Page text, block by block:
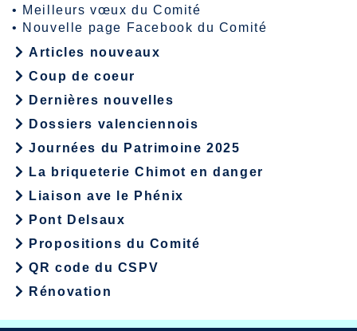
• Meilleurs vœux du Comité
• Nouvelle page Facebook du Comité
Articles nouveaux
Coup de coeur
Dernières nouvelles
Dossiers valenciennois
Journées du Patrimoine 2025
La briqueterie Chimot en danger
Liaison ave le Phénix
Pont Delsaux
Propositions du Comité
QR code du CSPV
Rénovation